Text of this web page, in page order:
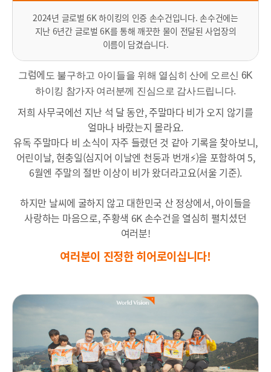
2024년 글로벌 6K 하이킹의 인증 손수건입니다. 손수건에는
지난 6년간 글로벌 6K를 통해 깨끗한 물이 전달된 사업장의
이름이 담겼습니다.
그럼에 도 불구하고 아이들을 위해 열심히 산에 오르신 6K
하이킹 참가자 여러분께 진심으로 감사드립니다.
저희 사무국에선 지난 석 달 동안, 주말마다 비가 오지 않기를
얼마나 바랐는지 몰라요.
유독 주말마다 비 소식이 자주 들렸던 것 같아 기록을 찾아보니,
어린이날, 현충일(심지어 이날엔 천둥과 번개⚡)을 포함하여 5,
6월엔 주말의 절반 이상이 비가 왔더라고요(서울 기준).
하지만 날씨에 굴하지 않고 대한민국 산 정상에서, 아이들을
사랑하는 마음으로, 주황색 6K 손수건을 열심히 펼치셨던
여러분!
여러분이 진정한 히어로이십니다!